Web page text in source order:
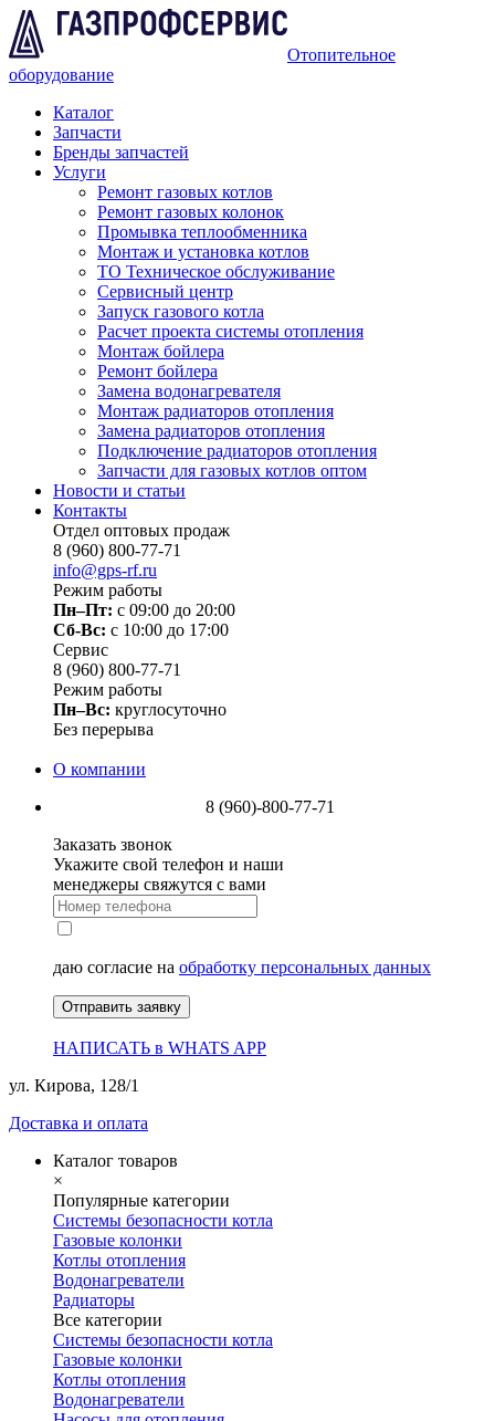
Отопительное
оборудование
Каталог
Запчасти
Бренды запчастей
Услуги
Ремонт газовых котлов
Ремонт газовых колонок
Промывка теплообменника
Монтаж и установка котлов
ТО Техническое обслуживание
Сервисный центр
Запуск газового котла
Расчет проекта системы отопления
Монтаж бойлера
Ремонт бойлера
Замена водонагревателя
Монтаж радиаторов отопления
Замена радиаторов отопления
Подключение радиаторов отопления
Запчасти для газовых котлов оптом
Новости и статьи
Контакты
Отдел оптовых продаж
8 (960) 800-77-71
info@gps-rf.ru
Режим работы
Пн–Пт: с 09:00 до 20:00
Сб-Вс: c 10:00 до 17:00
Сервис
8 (960) 800-77-71
Режим работы
Пн–Вс: круглосуточно
Без перерыва
О компании
8 (960)-800-77-71
Заказать звонок
Укажите свой телефон и наши
менеджеры свяжутся с вами
даю согласие на обработку персональных данных
Отправить заявку
НАПИСАТЬ в WHATS APP
ул. Кирова, 128/1
Доставка и оплата
Каталог товаров
×
Популярные категории
Системы безопасности котла
Газовые колонки
Котлы отопления
Водонагреватели
Радиаторы
Все категории
Системы безопасности котла
Газовые колонки
Котлы отопления
Водонагреватели